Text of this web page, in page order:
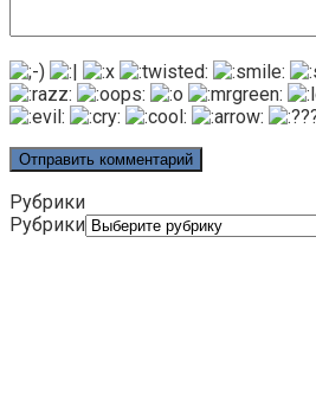
Рубрики
Рубрики